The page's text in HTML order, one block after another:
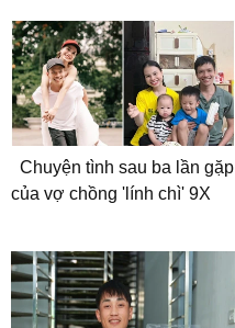
Chuyện tình sau ba lần gặp
của vợ chồng 'lính chì' 9X